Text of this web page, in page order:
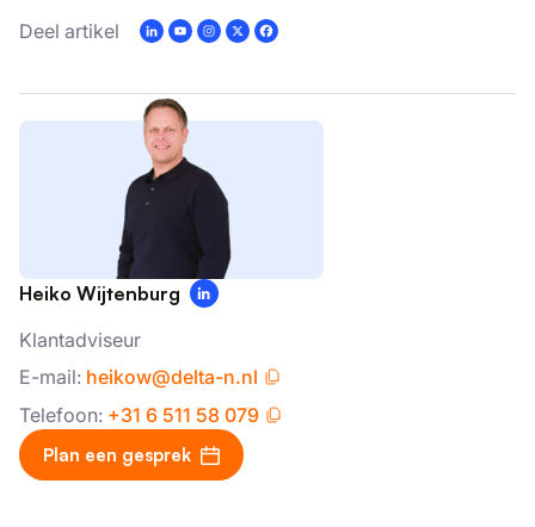
Deel artikel
Heiko Wijtenburg
Klantadviseur
E-mail: heikow@delta-n.nl
Telefoon: +31 6 511 58 079
Plan een gesprek